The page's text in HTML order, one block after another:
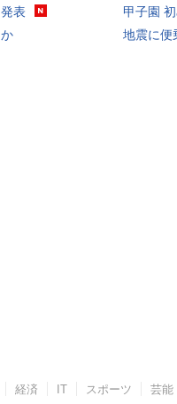
表
甲子園
地震に便
経済 IT スポーツ 芸能